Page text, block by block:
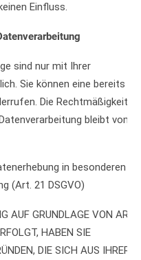
Einfluss.
sind nur mit Ihrer
Sie können eine bereits
Die Rechtmäßigkeit
bleibt vom
in besonderen
(Art. 21 DSGVO)
AUF GRUNDLAGE VON ART.
HABEN SIE
DIE SICH AUS IHRER